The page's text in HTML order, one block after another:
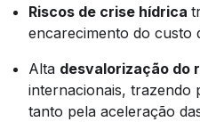
Riscos de crise hídrica
encarecimento do custo
Alta desvalorização do
internacionais, trazendo
tanto pela aceleração